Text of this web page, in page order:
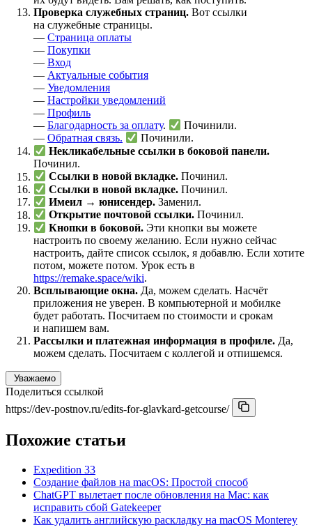
Проверка служебных страниц. Вот ссылки
на служебные страницы.
— Страница оплаты
— Покупки
— Вход
— Актуальные события
— Уведомления
— Настройки уведомлений
— Профиль
— Благодарность за оплату.
Починили.
— Обратная связь.
Починили.
Некликабельные ссылки в боковой панели.
Починил.
Ссылки в новой вкладке.Починил.
Ссылки в новой вкладке. Починил.
Имеил → юнисендер. Заменил.
Открытие почтовой ссылки.Починил.
Кнопки в боковой.Эти кнопки вы можете
настроить по своему желанию. Если нужно сейчас
настроить, дайте список ссылок, я добавлю. Если хотите
потом, можете потом. Урок есть в
https://remake.space/wiki.
Всплывающие окна. Да, можем сделать. Насчёт
приложения не уверен. В компьютерной и мобилке
будет работать. Посчитаем по стоимости и срокам
и напишем вам.
Рассылки и платежная информация в профиле. Да,
можем сделать. Посчитаем с коллегой и отпишемся.
Уважаемо
Поделиться ссылкой
https://dev-postnov.ru/edits-for-glavkard-getcourse/
Похожие статьи
Expedition 33
Создание файлов на macOS: Простой способ
ChatGPT вылетает после обновления на Mac: как
исправить сбой Gatekeeper
Как удалить английскую раскладку на macOS Monterey